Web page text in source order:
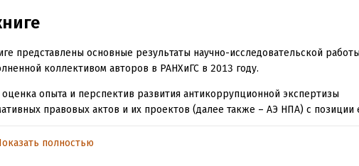
представлены основные результаты научно-исследовательской
коллективом авторов в РАНХиГС в 2013 году.
оценка опыта и перспектив развития антикоррупционной экспертизы
правовых актов и их проектов (далее также – АЭ НПА) с позиции
годах); оценка опыта внедрения и применения АЭ НПА; анализ
полностью